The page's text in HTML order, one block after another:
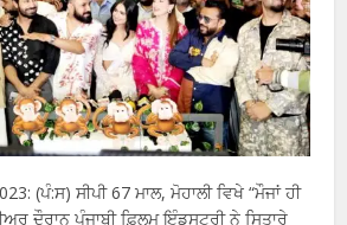
(ਪੰ:ਸ) ਸੀਪੀ 67 ਮਾਲ, ਮੋਹਾਲੀ ਵਿਖੇ “ਮੌਜਾਂ ਹੀ
ਦੌਰਾਨ ਪੰਜਾਬੀ ਫ਼ਿਲਮ ਇੰਡਸਟਰੀ ਨੇ ਸਿਤਾਰੇ